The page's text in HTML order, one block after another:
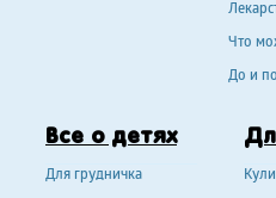
Что
До и
Все о детях
Для грудничка